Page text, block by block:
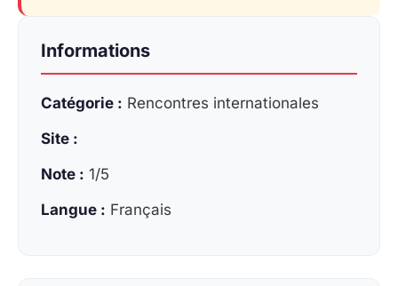
Informations
Catégorie : Rencontres internationales
Site :
Note : 1/5
Langue : Français